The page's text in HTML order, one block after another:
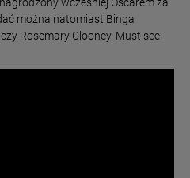
wcześniej Oscarem za
można natomiast Binga
czy Rosemary Clooney. Must see